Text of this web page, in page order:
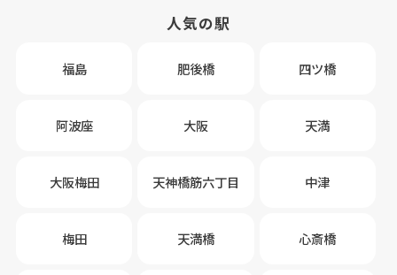
人気の駅
福島 肥後橋 四ツ橋
阿波座 大阪 天満
大阪梅田 天神橋筋六丁目 中津
梅田 天満橋 心斎橋